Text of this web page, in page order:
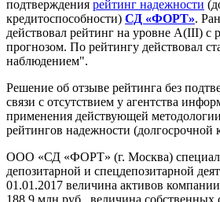
подтверждения рейтинг надежности
кредитоспособности) СД «ФОРТ».
действовал рейтинг на уровне А(III) с
прогнозом. По рейтингу действовал
наблюдением".
Решение об отзыве рейтинга без
связи с отсутствием у агентства
применения действующей
рейтингов надежности (долгосрочной
ООО «СД «ФОРТ» (г. Москва)
депозитарной и спецдепозитарной
01.01.2017 величина активов